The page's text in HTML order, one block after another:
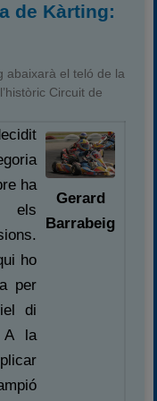
de Kàrting:
abaixarà el teló de la
Circuit de
ha
els
ho
per
di
A la
Gerard
Barrabeig